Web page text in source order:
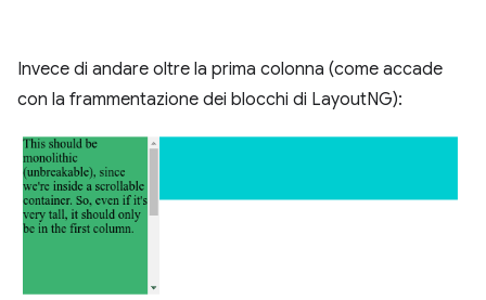
Invece di andare oltre la prima colonna (come accade
con la frammentazione dei blocchi di LayoutNG):